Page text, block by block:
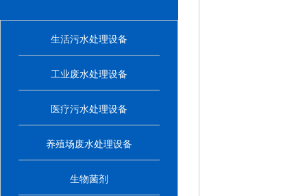
生活污水处理设备
工业废水处理设备
医疗污水处理设备
养殖场废水处理设备
生物菌剂